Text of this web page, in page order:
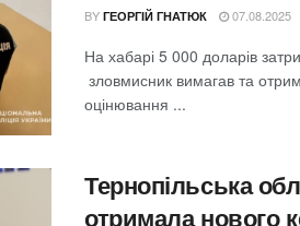
BY ГЕОРГІЙ ГНАТЮК 07.08.2025
На хабарі 5 000 доларів
зловмисник вимагав та
оцінювання ...
Тернопільська
отримала нового